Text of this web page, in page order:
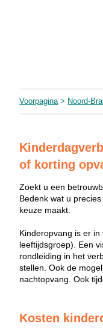
Voorpagina> Noord-
of korting
Zoekt u een
Bedenk wat u
keuze maakt.
Kinderopvang is er
leeftijdsgroep). Een
rondleiding in het
stellen. Ook de
nachtopvang. Ook
Kosten